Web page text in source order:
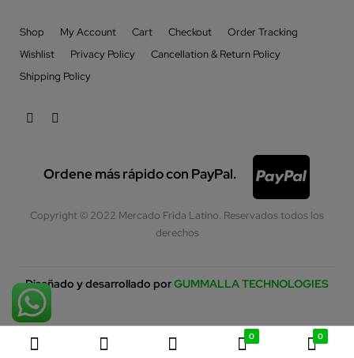
Shop My Account Cart Checkout
Order Tracking
Wishlist
Privacy Policy
Cancellation & Return Policy
Shipping Policy
Ordene más rápido con PayPal.
Copyright © 2022 Mercado Frida Latino. Reservados todos los
derechos
Diseñado y desarrollado porGUMMALLA TECHNOLOGIES
0 0